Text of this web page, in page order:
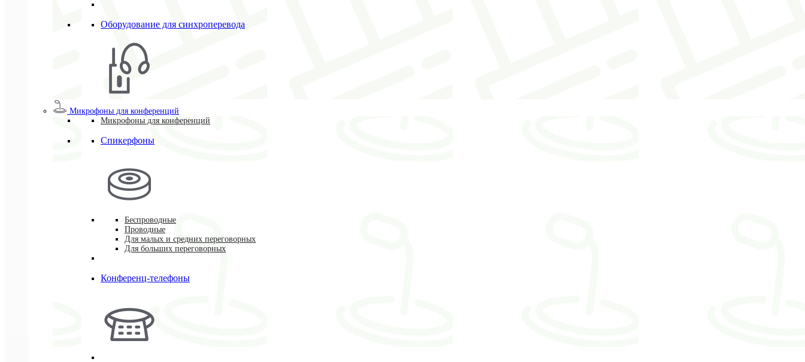
Оборудование для синхроперевода
Микрофоны для конференций
Микрофоны для конференций
Спикерфоны
Беспроводные
Проводные
Для малых и средних переговорных
Для больших переговорных
Конференц-телефоны